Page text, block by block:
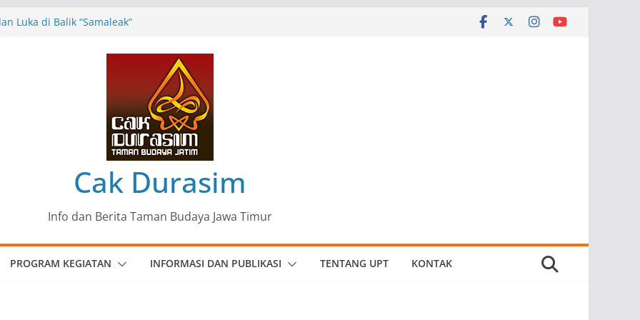
Patria Seni Rupa Kota Blitar :
Mantra Perlawanan
dan Budaya: Catatan Kunjungan
Soekartono (BHS) Anggota DPR RI
Ungkapan Kritis Tentang Derita
Cak Durasim
Info dan Berita Taman Budaya Jawa Timur
PROGRAM KEGIATAN INFORMASI DAN PUBLIKASI TENTANG UPT KONTAK